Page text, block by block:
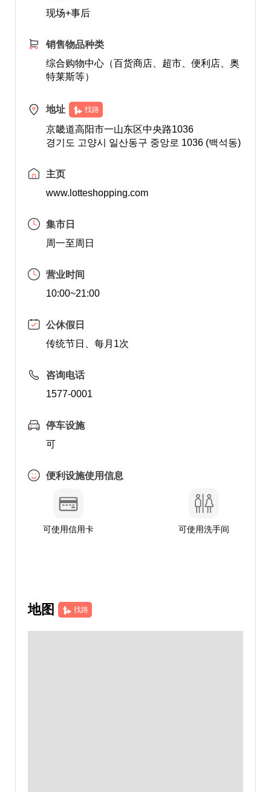
现场+事后
销售物品种类
综合购物中心（百货商店、超市、便利店、奥
特莱斯等）
地址 找路
京畿道高阳市一山东区中央路1036
경기도 고양시 일산동구 중앙로 1036 (백석동)
主页
www.lotteshopping.com
集市日
周一至周日
营业时间
10:00~21:00
公休假日
传统节日、每月1次
咨询电话
1577-0001
停车设施
可
便利设施使用信息
可使用信用卡 可使用洗手间
地图 找路